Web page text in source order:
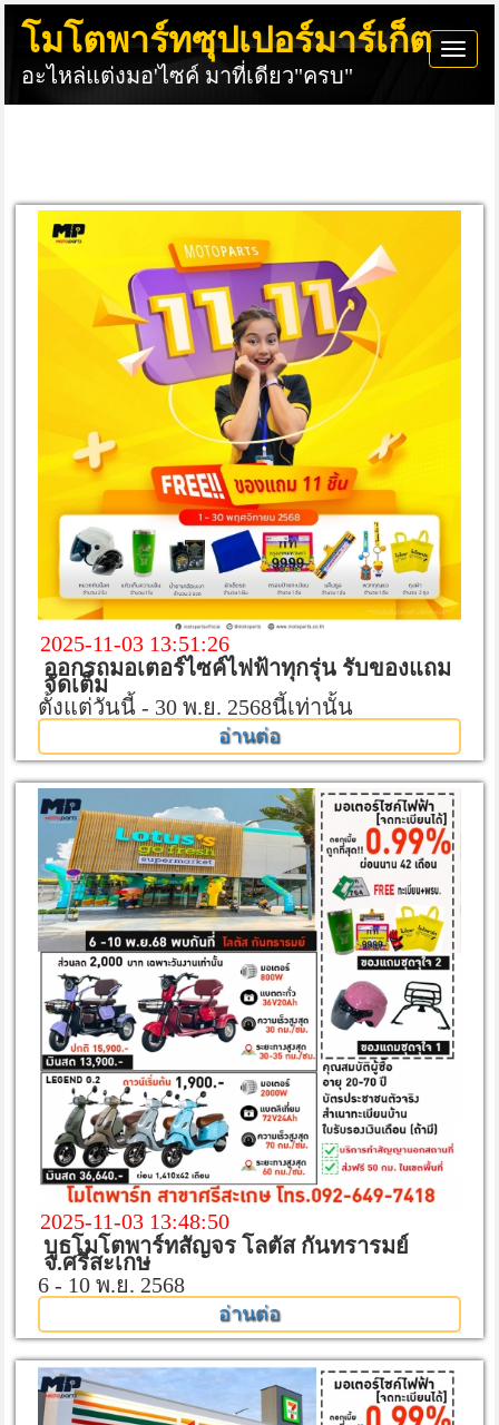
โมโตพาร์ทซุปเปอร์มาร์เก็ต
อะไหล่แต่งมอ'ไซค์ มาที่เดียว"ครบ"
2025-11-03 13:51:26
ออกรถมอเตอร์ไซค์ไฟฟ้าทุกรุ่น รับของแถม
จัดเต็ม
ตั้งแต่วันนี้ - 30 พ.ย. 2568นี้เท่านั้น
อ่านต่อ
2025-11-03 13:48:50
บูธโมโตพาร์ทสัญจร โลตัส กันทรารมย์
จ.ศรีสะเกษ
6 - 10 พ.ย. 2568
อ่านต่อ